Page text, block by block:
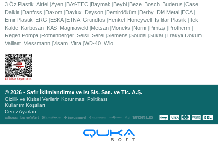
3 Öz Plastik Airfel Ayen BAY-TEC Baymak Beybi Beze Bosch Buderus Case
Daikin Danfoss Daxom Daylux Dayson Demirdöküm Derby DM Metal ECA
Emir Plastik
ERG ESKA ETNA Grundfos Henkel Honeywell Işıldar Plastik
İtek
Kalde Karbosan KAS Magmaweld Metsan Moneks Norm Pimtaş
Protherm
Regen Pompa Rothenberger Selsil Serel Siemens Soudal Sukar Trakya Döküm
Vaillant Viessmann Visam Vitra WD-40 Wilo
© 2026 - Safir İklimlendirme ve Isı Sis. San. ve Tic. A.Ş.
Gizlilik ve Kişisel Verilerin Korunması Politikası
Kullanım Koşulları
Çerez Ayarları